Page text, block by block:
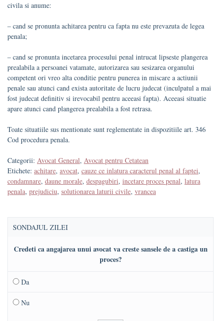
civila si anume:
– cand se pronunta achitarea pentru ca fapta nu este prevazuta de legea
penala;
– cand se pronunta incetarea procesului penal intrucat lipseste plangerea
prealabila a persoanei vatamate, autorizarea sau sesizarea organului
competent ori vreo alta conditie pentru punerea in miscare a actiunii
penale sau atunci cand exista autoritate de lucru judecat (inculpatul a mai
fost judecat definitiv si irevocabil pentru aceeasi fapta). Aceeasi situatie
apare atunci cand plangerea prealabila a fost retrasa.
Toate situatiile sus mentionate sunt reglementate in dispozitiile art. 346
Cod procedura penala.
Categorii: Avocat General, Avocat pentru Cetatean
Etichete: achitare, avocat, cauze ce inlatura caracterul penal al faptei,
condamnare, daune morale, despagubiri, incetare proces penal, latura
penala, prejudiciu, solutionarea laturii civile, vrancea
SONDAJUL ZILEI
Credeti ca angajarea unui avocat va creste sansele de a castiga un
proces?
Da
Nu